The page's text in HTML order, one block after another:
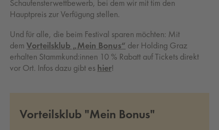
Schaufensterwettbewerb, bei dem wir mit tim den
Hauptpreis zur Verfügung stellen.
Und für alle, die beim Festival sparen möchten: Mit
dem Vorteilsklub „Mein Bonus“ der Holding Graz
erhalten Stammkund:innen 10 % Rabatt auf Tickets direkt
vor Ort. Infos dazu gibt es hier!
Vorteilsklub "Mein Bonus"